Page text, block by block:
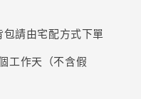
請由宅配方式下單
工作天（不含假